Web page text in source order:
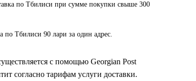
по Тбилиси при сумме покупки свыше 300
по Тбилиси 90 лари за один адрес.
с помощью Georgian Post
согласно тарифам услуги доставки.